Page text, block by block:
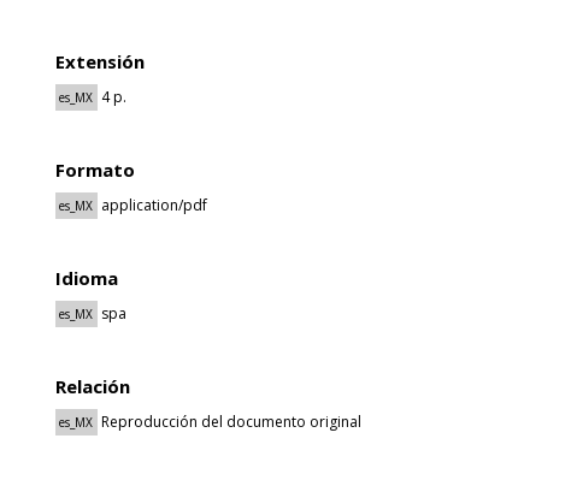
Extensión
es_MX 4 p.
Formato
es_MX application/pdf
Idioma
es_MX spa
Relación
es_MX Reproducción del documento original